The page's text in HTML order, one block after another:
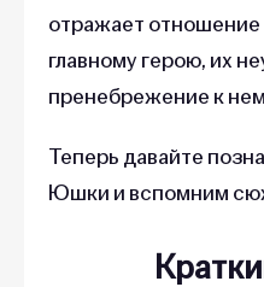
отражает
главному герою, их
пренебрежение к
Теперь давайте
Юшки и вспомним